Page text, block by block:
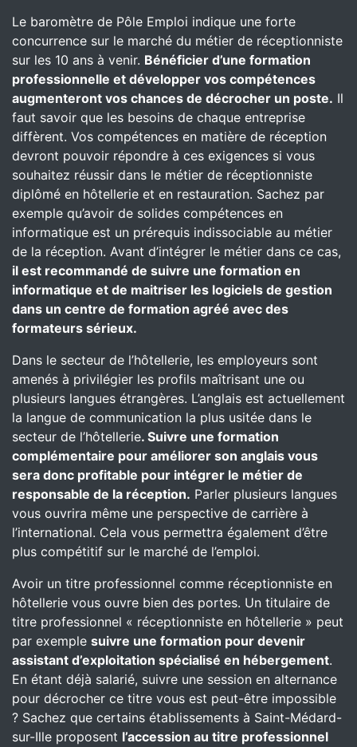
Le baromètre de Pôle Emploi indique une forte
concurrence sur le marché du métier de réceptionniste
sur les 10 ans à venir. Bénéficier d’une formation
professionnelle et développer vos compétences
augmenteront vos chances de décrocher un poste. Il
faut savoir que les besoins de chaque entreprise
diffèrent. Vos compétences en matière de réception
devront pouvoir répondre à ces exigences si vous
souhaitez réussir dans le métier de réceptionniste
diplômé en hôtellerie et en restauration. Sachez par
exemple qu’avoir de solides compétences en
informatique est un prérequis indissociable au métier
de la réception. Avant d’intégrer le métier dans ce cas,
il est recommandé de suivre une formation en
informatique et de maitriser les logiciels de gestion
dans un centre de formation agréé avec des
formateurs sérieux.
Dans le secteur de l’hôtellerie, les employeurs sont
amenés à privilégier les profils maîtrisant une ou
plusieurs langues étrangères. L’anglais est actuellement
la langue de communication la plus usitée dans le
secteur de l’hôtellerie. Suivre une formation
complémentaire pour améliorer son anglais vous
sera donc profitable pour intégrer le métier de
responsable de la réception. Parler plusieurs langues
vous ouvrira même une perspective de carrière à
l’international. Cela vous permettra également d’être
plus compétitif sur le marché de l’emploi.
Avoir un titre professionnel comme réceptionniste en
hôtellerie vous ouvre bien des portes. Un titulaire de
titre professionnel « réceptionniste en hôtellerie » peut
par exemple suivre une formation pour devenir
assistant d’exploitation spécialisé en hébergement.
En étant déjà salarié, suivre une session en alternance
pour décrocher ce titre vous est peut-être impossible
? Sachez que certains établissements à Saint-Médard-
sur-Ille proposent l’accession au titre professionnel